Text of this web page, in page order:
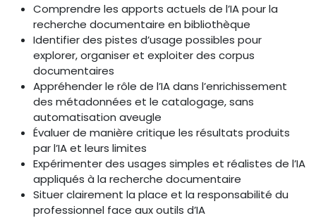
Comprendre les apports actuels de l’IA pour la
recherche documentaire en bibliothèque
Identifier des pistes d’usage possibles pour
explorer, organiser et exploiter des corpus
documentaires
Appréhender le rôle de l’IA dans l’enrichissement
des métadonnées et le catalogage, sans
automatisation aveugle
Évaluer de manière critique les résultats produits
par l’IA et leurs limites
Expérimenter des usages simples et réalistes de l’IA
appliqués à la recherche documentaire
Situer clairement la place et la responsabilité du
professionnel face aux outils d’IA